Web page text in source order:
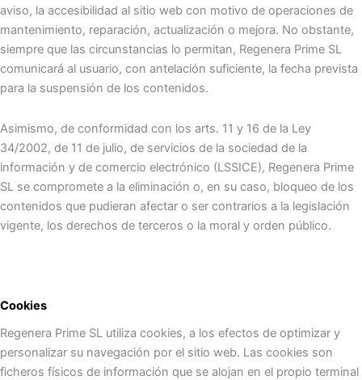
aviso, la accesibilidad al sitio web con motivo de operaciones de
mantenimiento, reparación, actualización o mejora. No obstante,
siempre que las circunstancias lo permitan, Regenera Prime SL
comunicará al usuario, con antelación suficiente, la fecha prevista
para la suspensión de los contenidos.
Asimismo, de conformidad con los arts. 11 y 16 de la Ley
34/2002, de 11 de julio, de servicios de la sociedad de la
información y de comercio electrónico (LSSICE), Regenera Prime
SL se compromete a la eliminación o, en su caso, bloqueo de los
contenidos que pudieran afectar o ser contrarios a la legislación
vigente, los derechos de terceros o la moral y orden público.
Cookies
Regenera Prime SL utiliza cookies, a los efectos de optimizar y
personalizar su navegación por el sitio web. Las cookies son
ficheros físicos de información que se alojan en el propio terminal